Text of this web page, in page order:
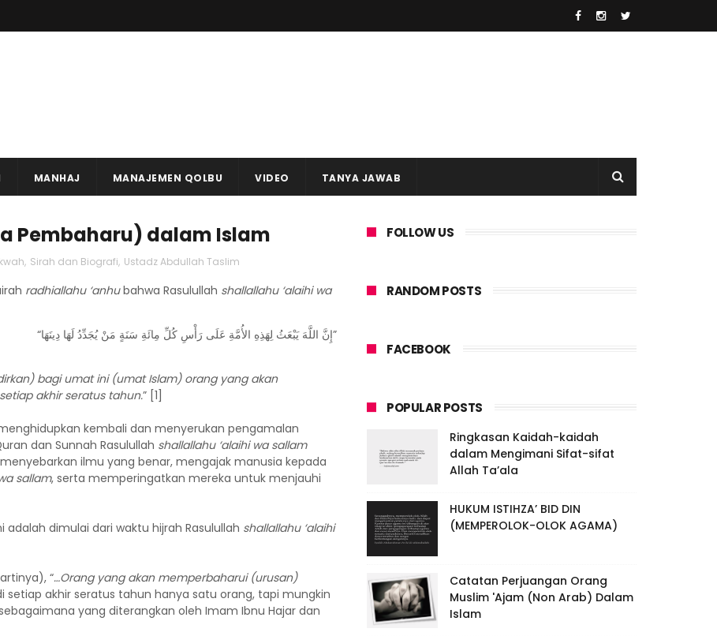
MANHAJ MANAJEMEN QOLBU VIDEO TANYA JAWAB
Pembaharu) dalam Islam
, Sirah dan Biografi, Ustadz Abdullah Taslim
radhiallahu ‘anhubahwa Rasulullah shallallahu ‘alaihi wa
“إِنَّ اللَّهَ يَبْعَثُ لِهَذِهِ الأُمَّةِ عَلَى رَأْسِ كُلِّ مِائَةِ سَنَةٍ مَنْ يُجَدِّدُ لَهَا دِينَهَا”
bagi umat ini (umat Islam) orang yang akan
akhir seratus tahun.” [1]
kembali dan menyerukan pengamalan
dan Sunnah Rasulullah shallallahu ‘alaihi wa sallam
ilmu yang benar, mengajak manusia kepada
sallam, serta memperingatkan mereka untuk menjauhi
dimulai dari waktu hijrah Rasulullah shallallahu ‘alaihi
“…Orang yang akan memperbaharui (urusan)
setiap akhir seratus tahun hanya satu orang, tapi mungkin
yang diterangkan oleh Imam Ibnu Hajar dan
FOLLOW US
RANDOM POSTS
FACEBOOK
POPULAR POSTS
Ringkasan Kaidah-kaidah
dalam Mengimani Sifat-sifat
Allah Ta’ala
HUKUM ISTIHZA’ BID DIN
(MEMPEROLOK-OLOK AGAMA)
Catatan Perjuangan Orang
Muslim 'Ajam (Non Arab) Dalam
Islam